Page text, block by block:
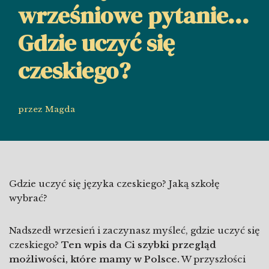
wrześniowe pytanie…
Gdzie uczyć się
czeskiego?
przez Magda
Gdzie uczyć się języka czeskiego? Jaką szkołę
wybrać?
Nadszedł wrzesień i zaczynasz myśleć, gdzie uczyć się
czeskiego? Ten wpis da Ci szybki przegląd
możliwości, które mamy w Polsce.W przyszłości